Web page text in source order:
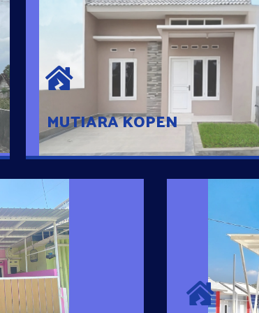
MUTIARA KOPEN
MUTIARA KOPEN
Hunian nyaman dengan suasana
pedesaan. 10 menit dari pusat kota, 2
menit dari Ring Road
Pintar
rumahnya dengan